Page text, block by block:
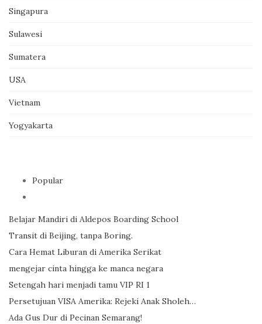
Singapura
Sulawesi
Sumatera
USA
Vietnam
Yogyakarta
Popular
Belajar Mandiri di Aldepos Boarding School
Transit di Beijing, tanpa Boring.
Cara Hemat Liburan di Amerika Serikat
mengejar cinta hingga ke manca negara
Setengah hari menjadi tamu VIP RI 1
Persetujuan VISA Amerika: Rejeki Anak Sholeh…
Ada Gus Dur di Pecinan Semarang!